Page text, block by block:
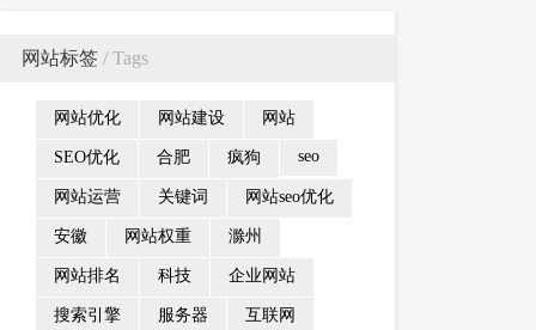
网站标签 / Tags
网站优化 网站建设 网站
SEO优化 合肥 疯狗 seo
网站运营 关键词 网站seo优化
安徽 网站权重 滁州
网站排名 科技 企业网站
搜索引擎 服务器 互联网